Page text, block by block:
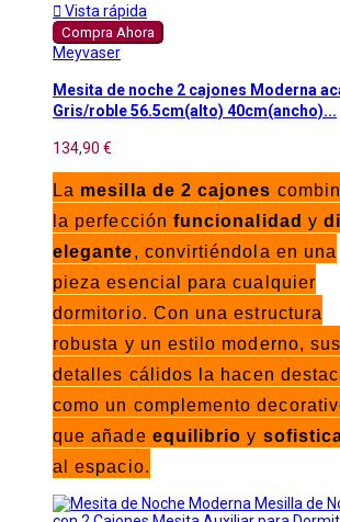
 Vista rápida
Compra Ahora
Meyvaser
Mesita de noche 2 cajones Moderna
Gris/roble 56.5cm(alto) 40cm(ancho)...
134,90 €
La mesilla de 2 cajones
la perfección funcionalidad y
elegante, convirtiéndola en una
pieza esencial para cualquier
dormitorio. Con una estructura
robusta y un estilo moderno, sus
detalles cálidos la hacen
como un complemento
que añade equilibrio y
al espacio.